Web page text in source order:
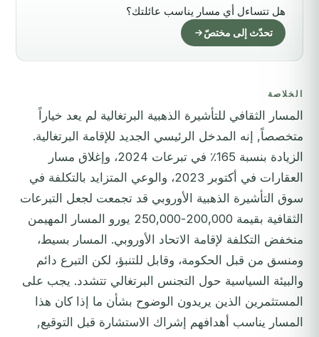
هل تتساءل أي مسار يناسب عائلتك؟
تحدّث إلى مختصّ
الخلاصة
المسار الثقافي للتأشيرة الذهبية البرتغالية لم يعد خياراً
متخصصاً, إنه المدخل الرئيسي الجديد للإقامة البرتغالية.
الزيادة بنسبة 165٪ في تبرعات 2024، وإغلاق مسار
العقارات في أكتوبر 2023، والوعي المتزايد بالتكلفة في
سوق التأشيرة الذهبية الأوروبي قد تجمعت لجعل التبرعات
الثقافية بقيمة 200,000-250,000 يورو المسار المهيمن
منخفض التكلفة لإقامة الاتحاد الأوروبي. المسار بسيط،
ومنسق من قبل الحكومة، وقابل للتنبؤ، لكن التبرع دائم
والبيئة السياسية حول التجنس البرتغالي تتشدد. يجب على
المستثمرين الذين يريدون الوضوح بشأن ما إذا كان هذا
المسار يناسب أهدافهم إشراك الاستشارة قبل التوقيع,